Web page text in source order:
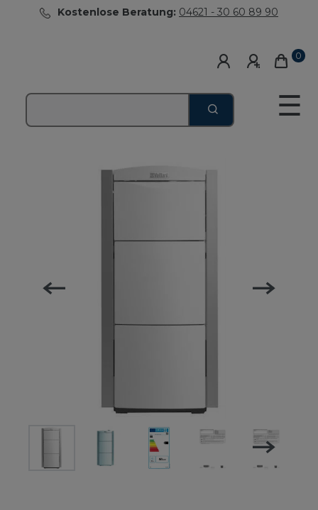
Kostenlose Beratung: 04621 - 30 60 89 90
0
☰